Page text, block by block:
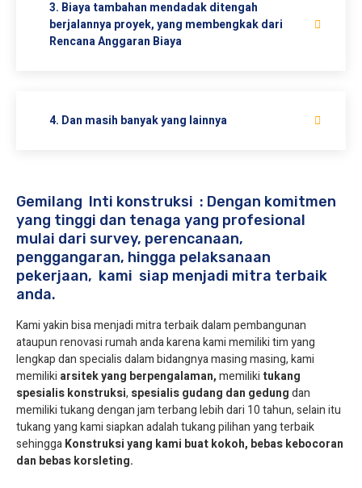
3. Biaya tambahan mendadak ditengah
berjalannya proyek, yang membengkak dari
Rencana Anggaran Biaya
4. Dan masih banyak yang lainnya
Gemilang Inti konstruksi : Dengan komitmen
yang tinggi dan tenaga yang profesional
mulai dari survey, perencanaan,
penggangaran, hingga pelaksanaan
pekerjaan, kami siap menjadi mitra terbaik
anda.
Kami yakin bisa menjadi mitra terbaik dalam pembangunan
ataupun renovasi rumah anda karena kami memiliki tim yang
lengkap dan specialis dalam bidangnya masing masing, kami
memiliki arsitek yang berpengalaman,memiliki tukang
spesialiskonstruksi, spesialis gudang dan gedungdan
memiliki tukang dengan jam terbang lebih dari 10 tahun, selain itu
tukang yang kami siapkan adalah tukang pilihan yang terbaik
sehinggaKonstruksi yang kami buat kokoh, bebas kebocoran
dan bebas korsleting.